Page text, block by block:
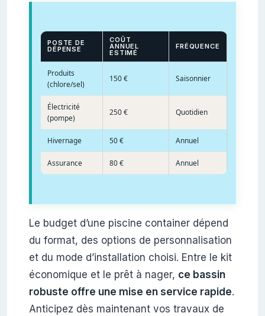
POSTE DE
DÉPENSE
COÛT
ANNUEL
ESTIMÉ
FRÉQUENCE
Produits
(chlore/sel)
150 € Saisonnier
Électricité
(pompe)
250 € Quotidien
Hivernage 50 € Annuel
Assurance 80 € Annuel
Le budget d’une piscine container dépend
du format, des options de personnalisation
et du mode d’installation choisi. Entre le kit
économique et le prêt à nager, ce bassin
robuste offre une mise en service rapide.
Anticipez dès maintenant vos travaux de